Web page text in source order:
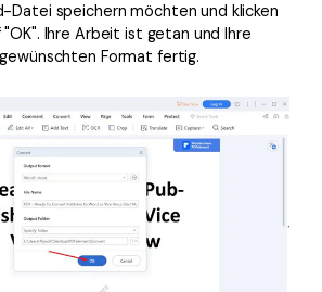
Datei speichern möchten und klicken
"OK". Ihre Arbeit ist getan und Ihre
Format fertig.